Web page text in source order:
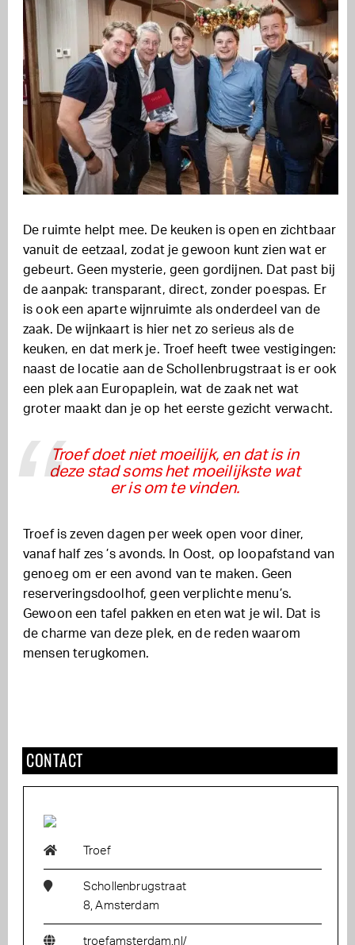
De ruimte helpt mee. De keuken is open en zichtbaar
vanuit de eetzaal, zodat je gewoon kunt zien wat er
gebeurt. Geen mysterie, geen gordijnen. Dat past bij
de aanpak: transparant, direct, zonder poespas. Er
is ook een aparte wijnruimte als onderdeel van de
zaak. De wijnkaart is hier net zo serieus als de
keuken, en dat merk je. Troef heeft twee vestigingen:
naast de locatie aan de Schollenbrugstraat is er ook
een plek aan Europaplein, wat de zaak net wat
groter maakt dan je op het eerste gezicht verwacht.
Troef doet niet moeilijk, en dat is in
deze stad soms het moeilijkste wat
er is om te vinden.
Troef is zeven dagen per week open voor diner,
vanaf half zes ’s avonds. In Oost, op loopafstand van
genoeg om er een avond van te maken. Geen
reserveringsdoolhof, geen verplichte menu’s.
Gewoon een tafel pakken en eten wat je wil. Dat is
de charme van deze plek, en de reden waarom
mensen terugkomen.
CONTACT
Troef
Schollenbrugstraat
8, Amsterdam
troefamsterdam.nl/